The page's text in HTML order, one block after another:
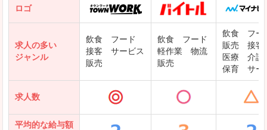
クリーデンス
テンプスタッフ
アパレル転職なび
ロゴ
求人の多い
ジャンル
飲食 フード
接客 サービス
販売
飲食 フード
軽作業 物流
販売
飲食 フー
販売 接客
医療 介護
保育 サー
求人数
平均的な給与額